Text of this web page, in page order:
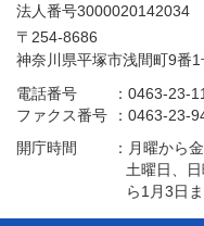
法人番号3000020142034
〒254-8686
神奈川県平塚市浅間町9番1
電話番号
：0463-23-
ファクス番号
：0463-23-
開庁時間
： 月曜から
土曜日、
ら1月3日